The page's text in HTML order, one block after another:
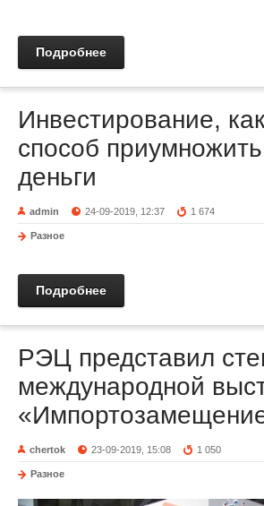
Подробнее
Инвестирование,
способ
деньги
admin 24-09-2019, 12:37 1 674
Разное
Подробнее
РЭЦ представил
международной
chertok 23-09-2019, 15:08 1 050
Разное